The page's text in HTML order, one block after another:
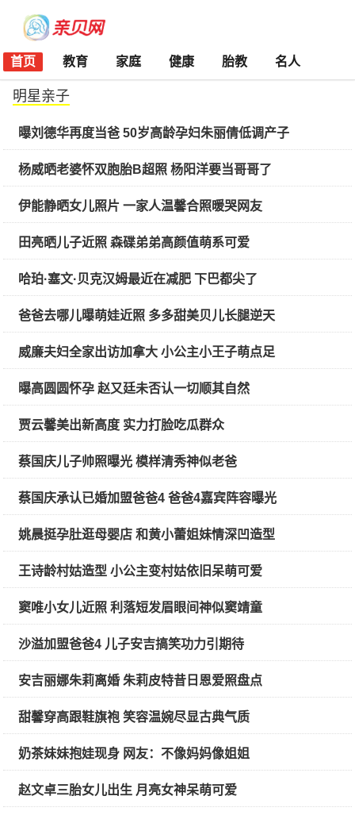
首页 教育 家庭 健康 胎教 名人
明星亲子
曝刘德华再度当爸 50岁高龄孕妇朱丽倩低调产子
杨威晒老婆怀双胞胎B超照 杨阳洋要当哥哥了
伊能静晒女儿照片 一家人温馨合照暖哭网友
田亮晒儿子近照 森碟弟弟高颜值萌系可爱
哈珀·塞文·贝克汉姆最近在减肥 下巴都尖了
爸爸去哪儿曝萌娃近照 多多甜美贝儿长腿逆天
威廉夫妇全家出访加拿大 小公主小王子萌点足
曝高圆圆怀孕 赵又廷未否认一切顺其自然
贾云馨美出新高度 实力打脸吃瓜群众
蔡国庆儿子帅照曝光 模样清秀神似老爸
蔡国庆承认已婚加盟爸爸4 爸爸4嘉宾阵容曝光
姚晨挺孕肚逛母婴店 和黄小蕾姐妹情深凹造型
王诗龄村姑造型 小公主变村姑依旧呆萌可爱
窦唯小女儿近照 利落短发眉眼间神似窦靖童
沙溢加盟爸爸4 儿子安吉搞笑功力引期待
安吉丽娜朱莉离婚 朱莉皮特昔日恩爱照盘点
甜馨穿高跟鞋旗袍 笑容温婉尽显古典气质
奶茶妹妹抱娃现身 网友：不像妈妈像姐姐
赵文卓三胎女儿出生 月亮女神呆萌可爱